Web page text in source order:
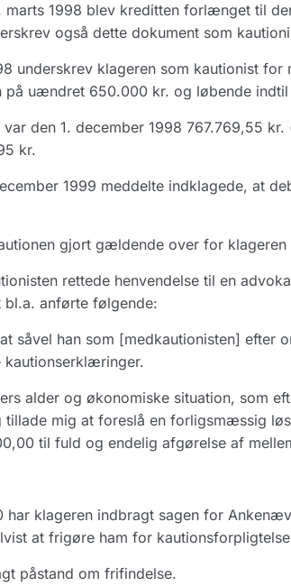
marts 1998 blev kreditten forlænget til
også dette dokument som
underskrev klageren som kautionist
på uændret 650.000 kr. og løbende
den 1. december 1998 767.769,55
kr.
1999 meddelte indklagede, at
gjort gældende over for klageren
rettede henvendelse til en
bl.a. anførte følgende:
såvel han som [medkautionisten] efter
kautionserklæringer.
alder og økonomiske situation, som
tillade mig at foreslå en forligsmæssig
til fuld og endelig afgørelse af
har klageren indbragt sagen for
at frigøre ham for
påstand om frifindelse.